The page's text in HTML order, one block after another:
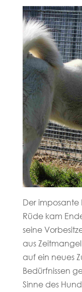
Der imposante
Rüde kam
seine
aus
auf ein neues
Bedürfnissen
Sinne des